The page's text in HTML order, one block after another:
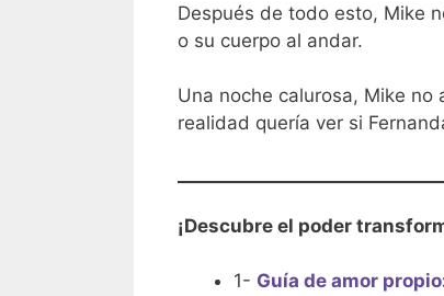
Después de todo esto, Mike
o su cuerpo al andar.
Una noche calurosa, Mike
realidad quería ver si
¡Descubre el poder
1- Guía de amor propio